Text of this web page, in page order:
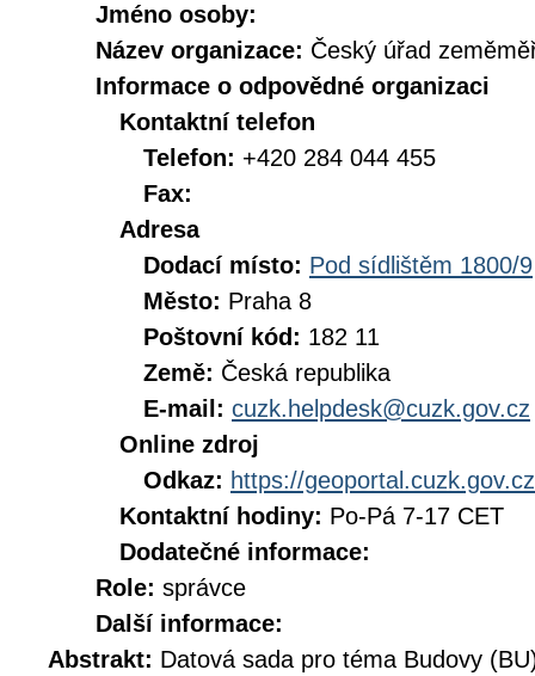
Jméno osoby:
Název organizace: Český úřad
Informace o odpovědné organizaci
Kontaktní telefon
Telefon: +420 284 044 455
Fax:
Adresa
Dodací místo: Pod sídlištěm 1800/9
Město: Praha 8
Poštovní kód: 182 11
Země: Česká republika
E-mail: cuzk.helpdesk@cuzk.gov.cz
Online zdroj
Odkaz: https://geoportal.cuzk.gov.cz
Kontaktní hodiny: Po-Pá 7-17 CET
Dodatečné informace:
Role: správce
Další informace:
Abstrakt: Datová sada pro téma Budovy